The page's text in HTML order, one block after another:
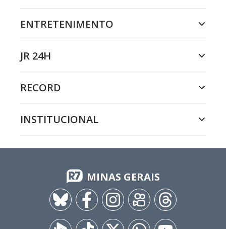
ENTRETENIMENTO
JR 24H
RECORD
INSTITUCIONAL
MINAS GERAIS